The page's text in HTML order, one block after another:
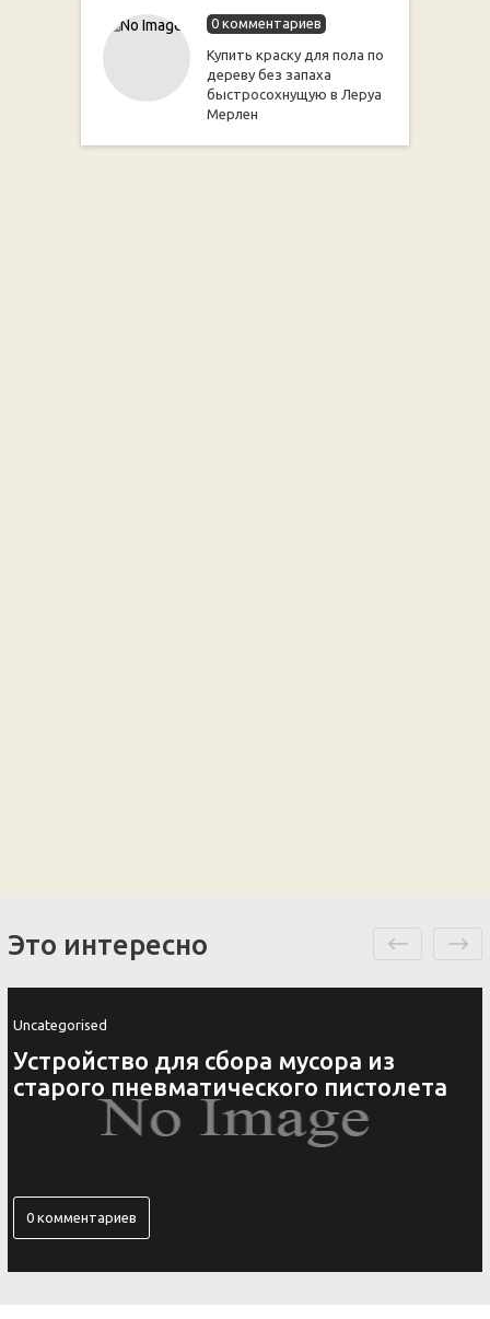
0 комментариев
Купить краску для пола по
дереву без запаха
быстросохнущую в Леруа
Мерлен
Это интересно
Uncategorised
Устройство для сбора мусора из
старого пневматического пистолета
0 комментариев